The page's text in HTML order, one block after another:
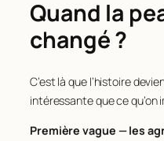
Quand la
changé ?
C’est là que l’histoire
intéressante que ce qu’on
Première vague — les